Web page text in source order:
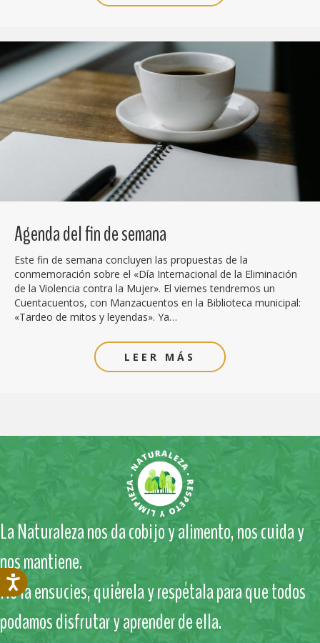
Agenda del fin de semana
Este fin de semana concluyen las propuestas de la
conmemoración sobre el «Día Internacional de la Eliminación
de la Violencia contra la Mujer». El viernes tendremos un
Cuentacuentos, con Manzacuentos en la Biblioteca municipal:
«Tardeo de mitos y leyendas». Ya…
LEER MÁS
La Naturaleza nos da cobijo y alimento, nos cuida y
nos mantiene.
No la ensucies, quiérela y respétala para que todos
podamos disfrutar y aprender de ella.